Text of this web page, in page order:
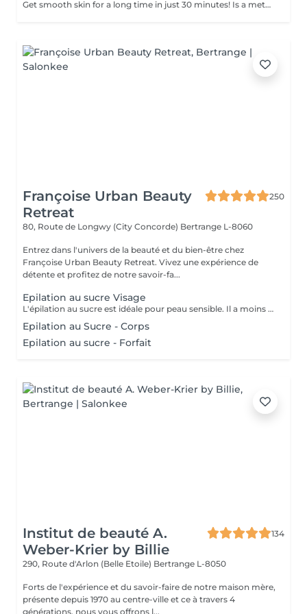
Get smooth skin for a long time in just 30 minutes! Is a method of hair removal when your hair is pulled out with warm wax with the hair follicle. How is wax epilation done? - preparation is performed - wax is applied - depilation is performed - wax residue is removed Age restrictions: recommended to do from 14 years. Post procedure recommendations: do not take hot bath, do not visit sauna, do not swim in the pool for 12 hours after the procedure - it can cause irritation. Frequency: once in 4 weeks.
Françoise Urban Beauty
Retreat
250
80, Route de Longwy (City Concorde) Bertrange L-8060
Entrez dans l'univers de la beauté et du bien-être chez
Françoise Urban Beauty Retreat. Vivez une expérience de
détente et profitez de notre savoir-fa...
Epilation au sucre Visage
L'épilation au sucre est idéale pour peau sensible. Il a moins de rougeur après l'épilation. En appliquant le sucre, cela fait un gommage en même temps donc provoque moins de poils incarnés. Le sucre permet d'avoir un excellent résultat.
Epilation au Sucre - Corps
Epilation au sucre - Forfait
Institut de beauté A.
Weber-Krier by Billie
134
290, Route d'Arlon (Belle Etoile) Bertrange L-8050
Forts de l'expérience et du savoir-faire de notre maison mère,
présente depuis 1970 au centre-ville et ce à travers 4
générations, nous vous offrons l...